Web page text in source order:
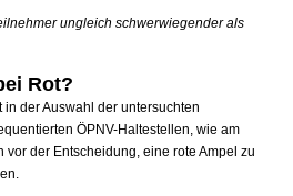
ungleich schwerwiegender als
Rot?
der Auswahl der untersuchten
ÖPNV-Haltestellen, wie am
der Entscheidung, eine rote Ampel zu